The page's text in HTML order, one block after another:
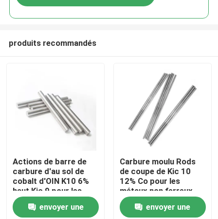
Maison
Produits
produits recommandés
Actions de barre de
carbure d'au sol de
cobalt d'OIN K10 6%
haut Kic 9 pour les
métaux non ferreux
envoyer une
Carbure moulu Rods
de coupe de Kic 10
12% Co pour les
métaux non ferreux
envoyer une